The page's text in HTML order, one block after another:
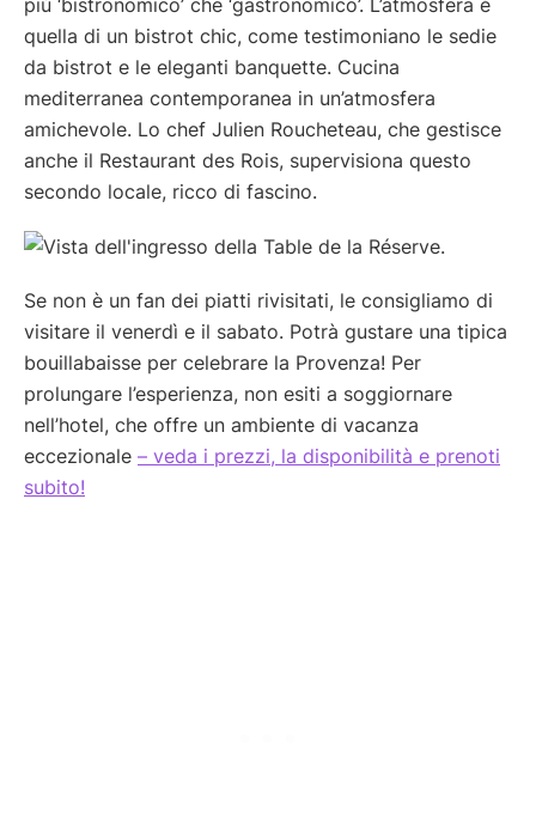
quella di un bistrot chic, come testimoniano le sedie
da bistrot e le eleganti banquette. Cucina
mediterranea contemporanea in un’atmosfera
amichevole. Lo chef Julien Roucheteau, che gestisce
anche il Restaurant des Rois, supervisiona questo
secondo locale, ricco di fascino.
Se non è un fan dei piatti rivisitati, le consigliamo di
visitare il venerdì e il sabato. Potrà gustare una tipica
bouillabaisse per celebrare la Provenza! Per
prolungare l’esperienza, non esiti a soggiornare
nell’hotel, che offre un ambiente di vacanza
eccezionale – veda i prezzi, la disponibilità e prenoti
subito!